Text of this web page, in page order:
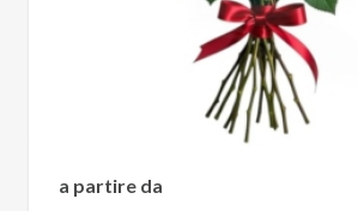
a partire da